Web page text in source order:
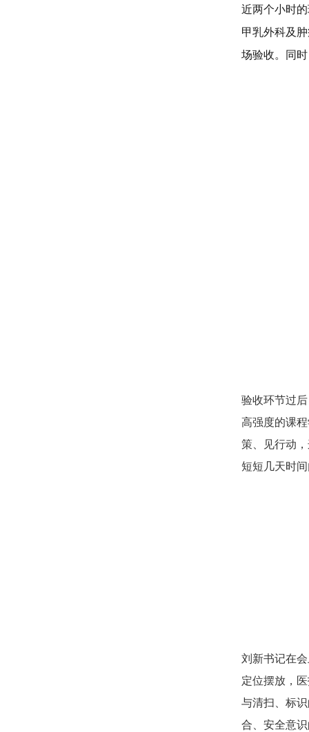
近两个小时
甲乳外科及
场验收。同
验收环节过
高强度的课
策、见行动
短短几天时
刘新书记在
定位摆放，
与清扫、标
合、安全意